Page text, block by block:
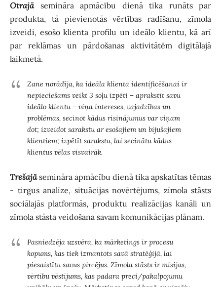
Otrajā semināra apmācību dienā tika runāts par
produkta, tā pievienotās vērtības radīšanu, zīmola
izveidi, esošo klienta profilu un ideālo klientu, kā arī
par reklāmas un pārdošanas aktivitātēm digitālajā
laikmetā.
Zane norādīja, ka ideāla klienta identificēšanai ir
nepieciešams veikt 3 soļu izpēti – aprakstīt savu
ideālo klientu – viņa intereses, vajadzības un
problēmas, secinot kādus risinājumus var viņam
dot; izveidot sarakstu ar esošajiem un bijušajiem
klientiem; izpētīt sarakstu, lai secinātu kādus
klientus vēlas visvairāk.
Trešajāsemināra apmācību dienā tika apskatītas tēmas
- tirgus analīze, situācijas novērtējums, zīmola stāsts
sociālajās platformās, produktu realizācijas kanāli un
zīmola stāsta veidošana savam komunikācijas plānam.
Pasniedzēja uzsvēra, ka mārketings ir procesu
kopums, kas tiek izmantots savā stratēģijā, lai
piesaistītu savus pircējus. Zīmola stāsts ir misijas,
vērtību vēstījums, kas padara preci/pakalpojumu